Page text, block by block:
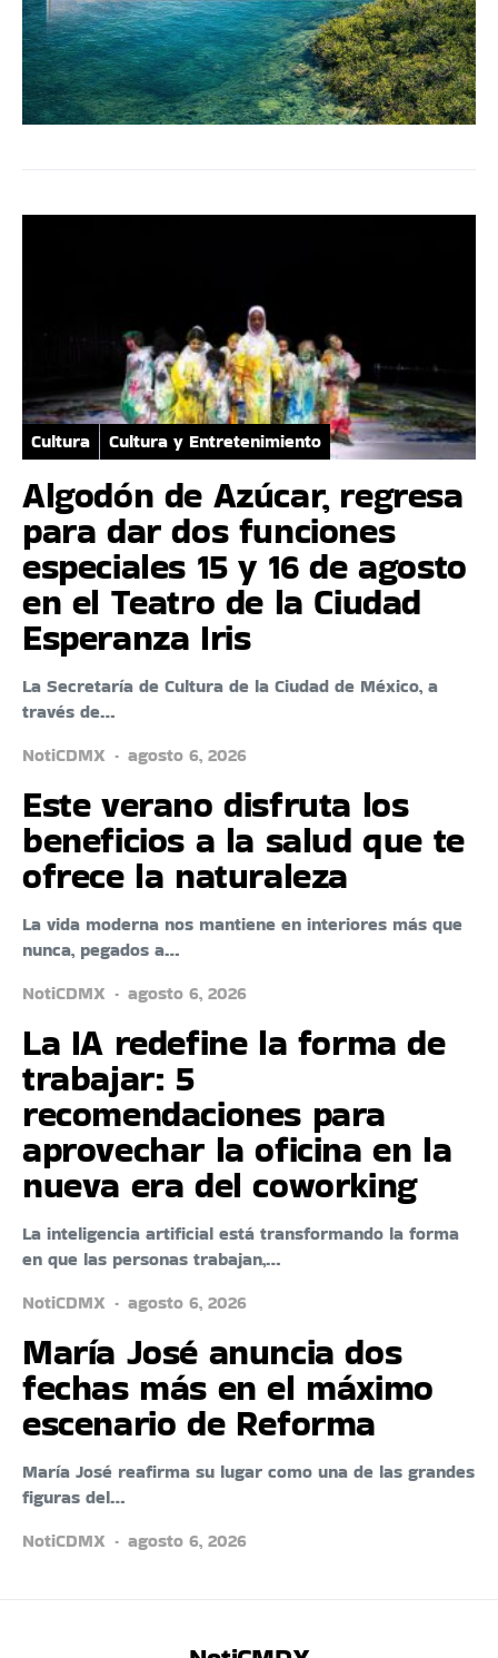
Cultura Cultura y Entretenimiento
Algodón de Azúcar, regresa
para dar dos funciones
especiales 15 y 16 de agosto
en el Teatro de la Ciudad
Esperanza Iris
La Secretaría de Cultura de la Ciudad de México, a
través de…
NotiCDMX
agosto 6, 2026
Este verano disfruta los
beneficios a la salud que te
ofrece la naturaleza
La vida moderna nos mantiene en interiores más que
nunca, pegados a…
NotiCDMX
agosto 6, 2026
La IA redefine la forma de
trabajar: 5
recomendaciones para
aprovechar la oficina en la
nueva era del coworking
La inteligencia artificial está transformando la forma
en que las personas trabajan,…
NotiCDMX
agosto 6, 2026
María José anuncia dos
fechas más en el máximo
escenario de Reforma
María José reafirma su lugar como una de las grandes
figuras del…
NotiCDMX
agosto 6, 2026